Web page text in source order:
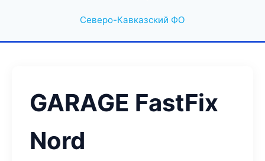
Северо-Кавказский ФО
GARAGE FastFix
Nord